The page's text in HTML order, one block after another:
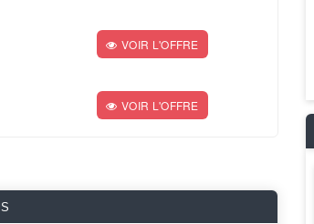
VOIR L'OFFRE
VOIR L'OFFRE